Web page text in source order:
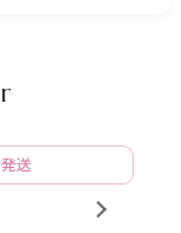
送
NEXT